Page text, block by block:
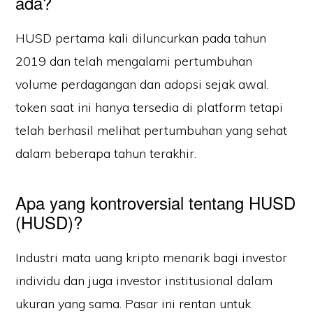
HUSD pertama kali diluncurkan pada tahun
2019 dan telah mengalami pertumbuhan
volume perdagangan dan adopsi sejak awal.
token saat ini hanya tersedia di platform tetapi
telah berhasil melihat pertumbuhan yang sehat
dalam beberapa tahun terakhir.
Apa yang kontroversial tentang HUSD
(HUSD)?
Industri mata uang kripto menarik bagi investor
individu dan juga investor institusional dalam
ukuran yang sama. Pasar ini rentan untuk